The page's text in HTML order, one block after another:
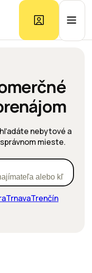
trhu
Kontakt
Inzerát
nebytové a
mieste.
alebo kľúčové
TrnavaTrenčín